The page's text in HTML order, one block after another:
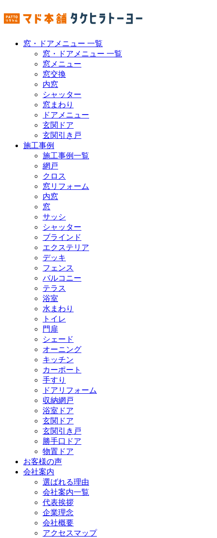
窓・ドアメニュー 一覧
窓・ドアメニュー 一覧
窓メニュー
窓交換
内窓
シャッター
窓まわり
ドアメニュー
玄関ドア
玄関引き戸
施工事例
施工事例一覧
網戸
クロス
窓リフォーム
内窓
窓
サッシ
シャッター
ブラインド
エクステリア
デッキ
フェンス
バルコニー
テラス
浴室
水まわり
トイレ
門扉
シェード
オーニング
キッチン
カーポート
手すり
ドアリフォーム
収納網戸
浴室ドア
玄関ドア
玄関引き戸
勝手口ドア
物置ドア
お客様の声
会社案内
選ばれる理由
会社案内一覧
代表挨拶
企業理念
会社概要
アクセスマップ